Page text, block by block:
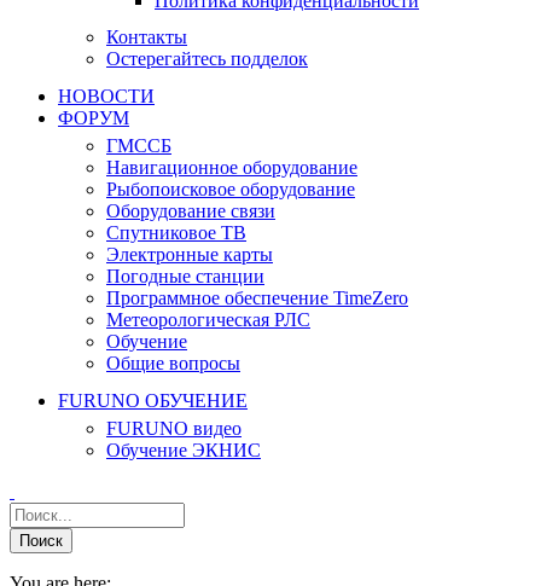
Контакты
Остерегайтесь подделок
НОВОСТИ
ФОРУМ
ГМССБ
Навигационное оборудование
Рыбопоисковое оборудование
Оборудование связи
Спутниковое ТВ
Электронные карты
Погодные станции
Программное обеспечение TimeZero
Метеорологическая РЛС
Обучение
Общие вопросы
FURUNO ОБУЧЕНИЕ
FURUNO видео
Обучение ЭКНИС